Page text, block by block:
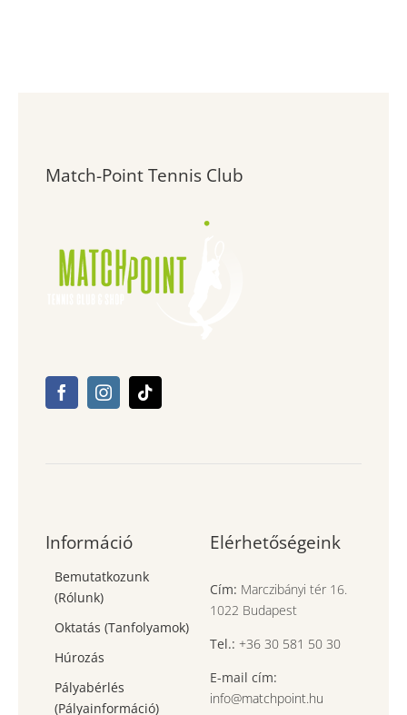
Match-Point Tennis Club
Információ
Bemutatkozunk
(Rólunk)
Oktatás (Tanfolyamok)
Húrozás
Pályabérlés
(Pályainformáció)
Elérhetőségeink
Cím: Marczibányi tér 16.
1022 Budapest
Tel.: +36 30 581 50 30
E-mail cím:
info@matchpoint.hu